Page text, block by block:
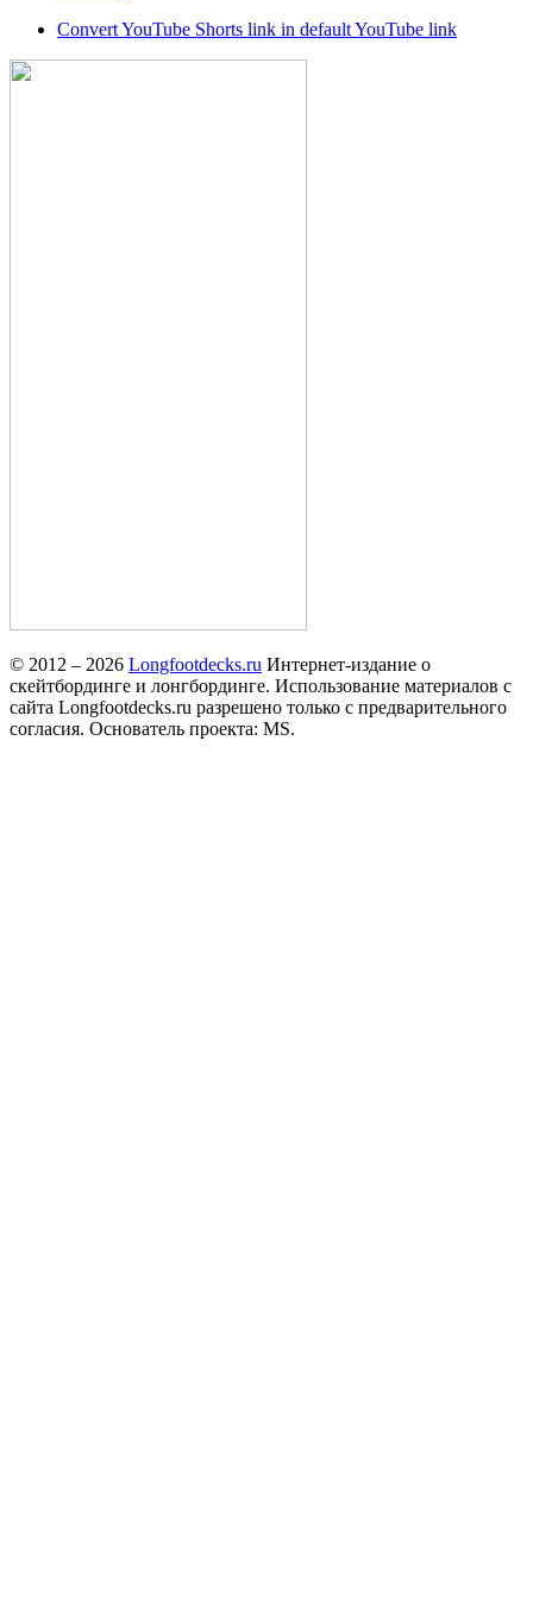
Convert YouTube Shorts link in default YouTube link
© 2012 – 2026 Longfootdecks.ru Интернет-издание о
скейтбординге и лонгбординге. Использование материалов с
сайта Longfootdecks.ru разрешено только с предварительного
согласия. Основатель проекта: MS.